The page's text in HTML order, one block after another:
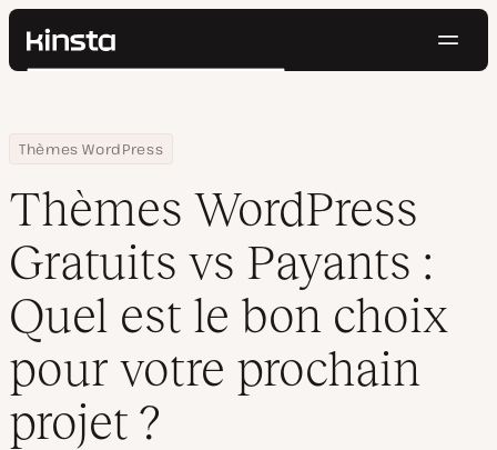
Kinsta®
Prix
Contact
Rechercher
Home
Centre de ressources
Blog
Thèmes WordPress
Thèmes WordPress Gratuits vs Payants : Quel est le bon choix
Thèmes WordPress
Gratuits vs Payants :
Quel est le bon choix
pour votre prochain
projet ?